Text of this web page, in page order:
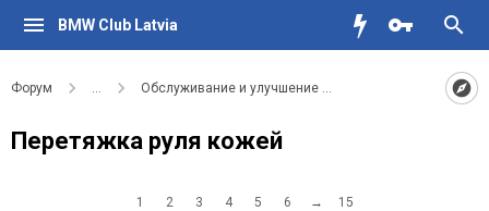
BMW Club Latvia
Форум ... Обслуживание и улучшение вашего BMW
Перетяжка руля кожей
1 2 3 4 5 6 → 15